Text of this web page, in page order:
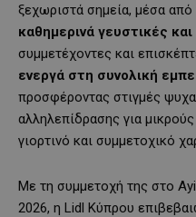
ξεχωριστά σημεία, μέσα
καθημερινά γευστικές
συμμετέχοντες και
ενεργά στη συνολική
προσφέροντας στιγμές
αλληλεπίδρασης για
γιορτινό και συμμετοχικό
Με τη συμμετοχή της στο
2026, η Lidl Κύπρου